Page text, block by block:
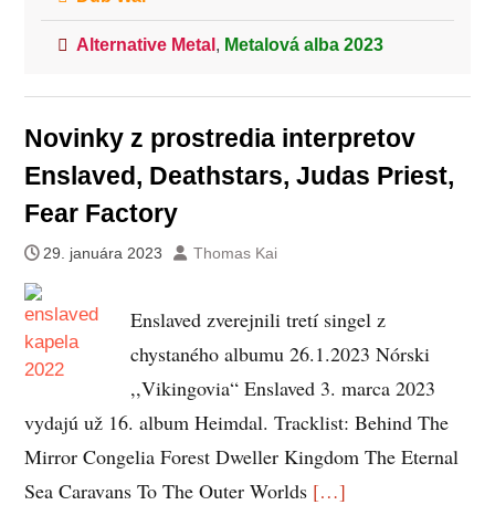
Alternative Metal , Metalová alba 2023
Novinky z prostredia interpretov
Enslaved, Deathstars, Judas Priest,
Fear Factory
29. januára 2023 Thomas Kai
Enslaved zverejnili tretí singel z
chystaného albumu 26.1.2023 Nórski
,,Vikingovia“ Enslaved 3. marca 2023
vydajú už 16. album Heimdal. Tracklist: Behind The
Mirror Congelia Forest Dweller Kingdom The Eternal
Sea Caravans To The Outer Worlds […]